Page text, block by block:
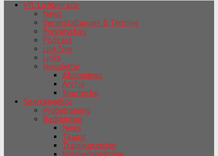
VfL Lichtenrade
News
Veranstaltungen & Termine
Presseschau
Podcast
LinkTree
Links
Newsletter
Abonnieren
Archiv
Sportecho
Sportangebot
Probetraining
Badminton
News
Teams
Trainingszeiten
Mitgliedsbeiträge